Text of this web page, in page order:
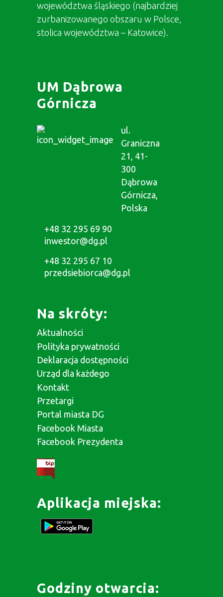
województwa śląskiego (najbardziej
zurbanizowanego obszaru w Polsce,
stolica województwa – Katowice).
UM Dąbrowa
Górnicza
ul.
Graniczna
21, 41-
300
Dąbrowa
Górnicza,
Polska
+48 32 295 69 90
inwestor@dg.pl
+48 32 295 67 10
przedsiebiorca@dg.pl
Na skróty:
Aktualności
Polityka prywatności
Deklaracja dostępności
Urząd dla każdego
Kontakt
Przetargi
Portal miasta DG
Facebook Miasta
Facebook Prezydenta
Aplikacja miejska:
Godziny otwarcia: